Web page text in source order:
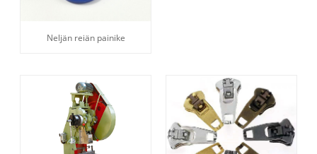
Neljän reiän painike